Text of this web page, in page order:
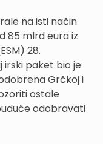
na isti način
85 mlrd eura iz
28.
irski paket bio je
Grčkoj i
ostale
odobravati